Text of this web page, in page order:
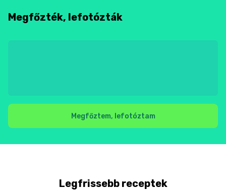
Megfőzték, lefotózták
Megfőztem, lefotóztam
Legfrissebb receptek